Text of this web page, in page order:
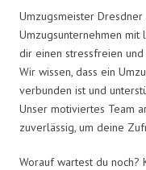
Umzugsmeister
Umzugsunternehmen mit
dir einen stressfreien
Wir wissen, dass ein
verbunden ist und
Unser motiviertes Team
zuverlässig, um deine
Worauf wartest du noch?